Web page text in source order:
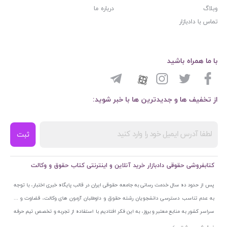
وبلاگ
درباره ما
تماس با دادبازار
از تخفیف ها و جدیدترین ها با خبر شوید:
ثبت
با ما همراه باشید
کتابفروشی حقوقی دادبازار خرید آنلاین و اینترنتی کتاب حقوق و وکالت
پس از حدود ده سال خدمت رسانی به جامعه حقوقی ایران در قالب پایگاه خبری اختبار، با توجه
به عدم تناسب دسترسی دانشجویان رشته حقوق و داوطلبان آزمون های وکالت، قضاوت و ...
سراسر کشور به منابع معتبر و بروز، به این فکر افتادیم با استفاده از تجربه و تخصص تیم حرفه
ای اختبار خدمتی جدید به جامعه حقوقی ایران ارائه کنیم. به این منظور با راه اندازی و تجهیز